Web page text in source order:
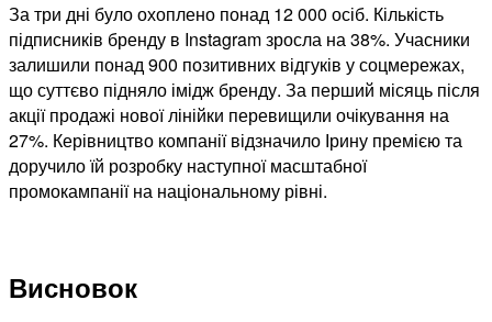
За три дні було охоплено понад 12 000 осіб. Кількість
підписників бренду в Instagram зросла на 38%. Учасники
залишили понад 900 позитивних відгуків у соцмережах,
що суттєво підняло імідж бренду. За перший місяць після
акції продажі нової лінійки перевищили очікування на
27%. Керівництво компанії відзначило Ірину премією та
доручило їй розробку наступної масштабної
промокампанії на національному рівні.
Висновок